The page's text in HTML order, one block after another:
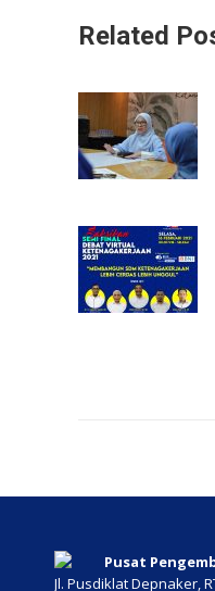
Related
Pusat
Jl. Pusdiklat Depnaker,